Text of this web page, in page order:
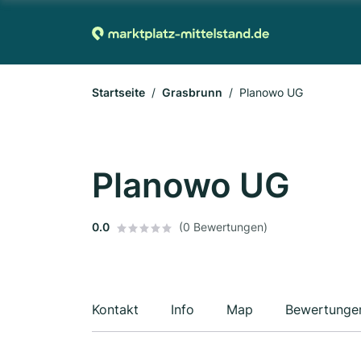
Startseite Grasbrunn Planowo UG
Planowo UG
0.0 (0 Bewertungen)
Kontakt Info Map